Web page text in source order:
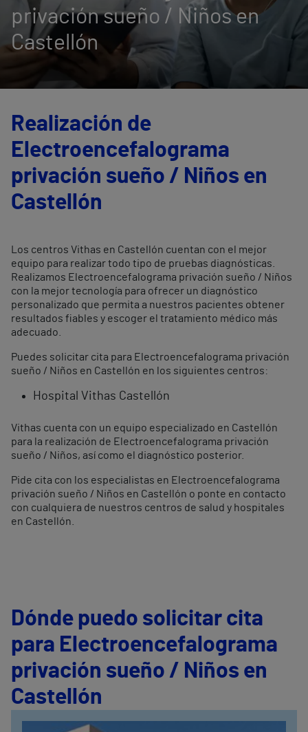
privación sueño / Niños en
Castellón
Realización de
Electroencefalograma
privación sueño / Niños en
Castellón
Los centros Vithas en Castellón cuentan con el mejor
equipo para realizar todo tipo de pruebas diagnósticas.
Realizamos Electroencefalograma privación sueño / Niños
con la mejor tecnología para ofrecer un diagnóstico
personalizado que permita a nuestros pacientes obtener
resultados fiables y escoger el tratamiento médico más
adecuado.
Puedes solicitar cita para Electroencefalograma privación
sueño / Niños en Castellón en los siguientes centros:
Hospital Vithas Castellón
Vithas cuenta con un equipo especializado en Castellón
para la realización de Electroencefalograma privación
sueño / Niños, así como el diagnóstico posterior.
Pide cita con los especialistas en Electroencefalograma
privación sueño / Niños en Castellón o ponte en contacto
con cualquiera de nuestros centros de salud y hospitales
en Castellón.
Dónde puedo solicitar cita
para Electroencefalograma
privación sueño / Niños en
Castellón